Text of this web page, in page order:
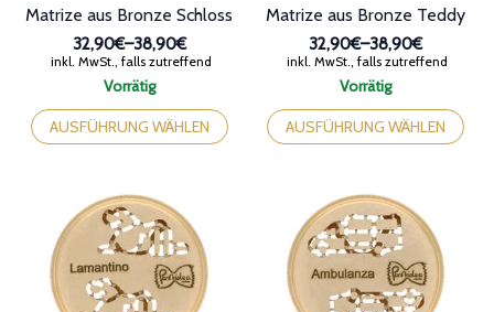
Vorrätig
Matrize aus Bronze Schloss
32,90€–38,90€
Preisspanne:
32,90€
bis
38,90€
inkl. MwSt., falls zutreffend
AUSFÜHRUNG WÄHLEN
Dieses
Produkt
weist
Optionen
können
Vorrätig
Matrize aus Bronze Teddy
32,90€–38,90€
Preisspanne:
32,90€
bis
38,90€
inkl. MwSt., falls zutreffend
AUSFÜHRUNG WÄHLEN
Dieses
Produkt
weist
Optionen
können